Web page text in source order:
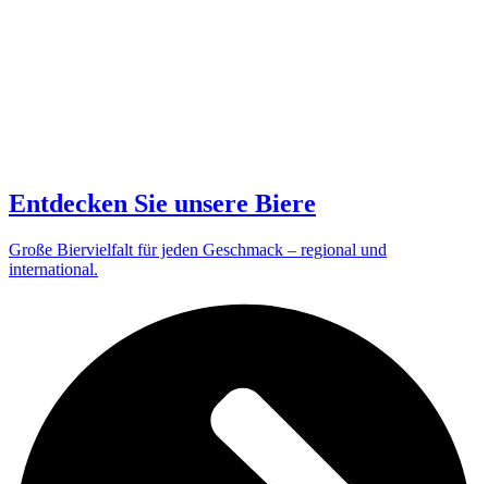
Entdecken Sie unsere Biere
Große Biervielfalt für jeden Geschmack – regional und
international.